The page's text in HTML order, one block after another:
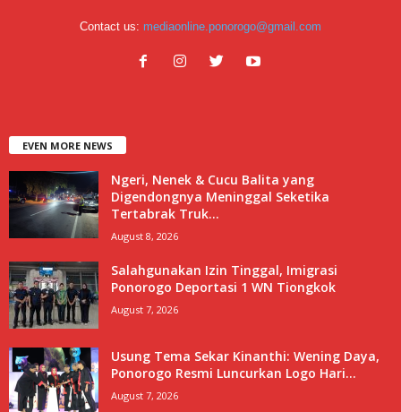
Contact us: mediaonline.ponorogo@gmail.com
EVEN MORE NEWS
Ngeri, Nenek & Cucu Balita yang
Digendongnya Meninggal Seketika
Tertabrak Truk...
August 8, 2026
Salahgunakan Izin Tinggal, Imigrasi
Ponorogo Deportasi 1 WN Tiongkok
August 7, 2026
Usung Tema Sekar Kinanthi: Wening Daya,
Ponorogo Resmi Luncurkan Logo Hari...
August 7, 2026